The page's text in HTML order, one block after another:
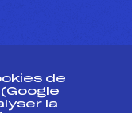
de
la